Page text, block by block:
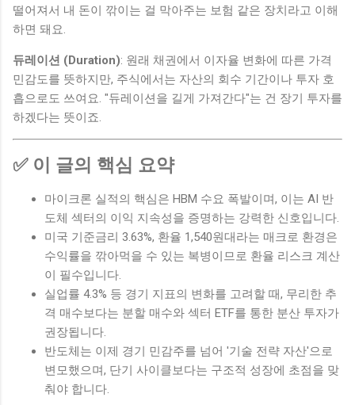
떨어져서 내 돈이 깎이는 걸 막아주는 보험 같은 장치라고 이해
하면 돼요.
듀레이션 (Duration): 원래 채권에서 이자율 변화에 따른 가격
민감도를 뜻하지만, 주식에서는 자산의 회수 기간이나 투자 호
흡으로도 쓰여요. "듀레이션을 길게 가져간다"는 건 장기 투자를
하겠다는 뜻이죠.
✅ 이 글의 핵심 요약
마이크론 실적의 핵심은 HBM 수요 폭발이며, 이는 AI 반
도체 섹터의 이익 지속성을 증명하는 강력한 신호입니다.
미국 기준금리 3.63%, 환율 1,540원대라는 매크로 환경은
수익률을 깎아먹을 수 있는 복병이므로 환율 리스크 계산
이 필수입니다.
실업률 4.3% 등 경기 지표의 변화를 고려할 때, 무리한 추
격 매수보다는 분할 매수와 섹터 ETF를 통한 분산 투자가
권장됩니다.
반도체는 이제 경기 민감주를 넘어 '기술 전략 자산'으로
변모했으며, 단기 사이클보다는 구조적 성장에 초점을 맞
춰야 합니다.